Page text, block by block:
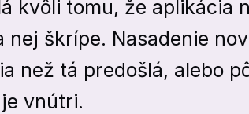
kvôli tomu, že aplikácia
škrípe. Nasadenie
než tá predošlá, alebo
vnútri.